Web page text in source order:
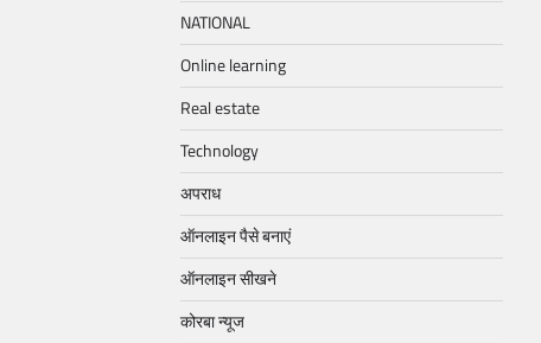
NATIONAL
Online learning
Real estate
Technology
अपराध
ऑनलाइन पैसे बनाएं
ऑनलाइन सीखने
कोरबा न्यूज